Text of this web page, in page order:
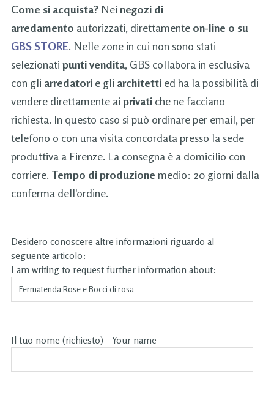
Come si acquista? Nei negozi di
arredamento autorizzati, direttamente on-line o su
GBS STORE. Nelle zone in cui non sono stati
selezionati punti vendita, GBS collabora in esclusiva
con gli arredatori e gli architetti ed ha la possibilità di
vendere direttamente ai privati che ne facciano
richiesta. In questo caso si può ordinare per email, per
telefono o con una visita concordata presso la sede
produttiva a Firenze. La consegna è a domicilio con
corriere. Tempo di produzione medio: 20 giorni dalla
conferma dell'ordine.
Desidero conoscere altre informazioni riguardo al
seguente articolo:
I am writing to request further information about:
Il tuo nome (richiesto) - Your name